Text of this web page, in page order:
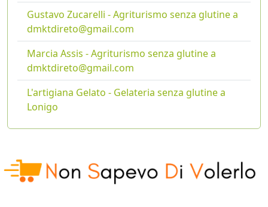
Gustavo Zucarelli - Agriturismo senza glutine a
dmktdireto@gmail.com
Marcia Assis - Agriturismo senza glutine a
dmktdireto@gmail.com
L'artigiana Gelato - Gelateria senza glutine a
Lonigo